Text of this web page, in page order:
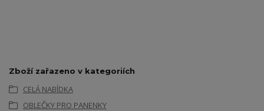
Zboží zařazeno v kategoriích
CELÁ NABÍDKA
OBLEČKY PRO PANENKY